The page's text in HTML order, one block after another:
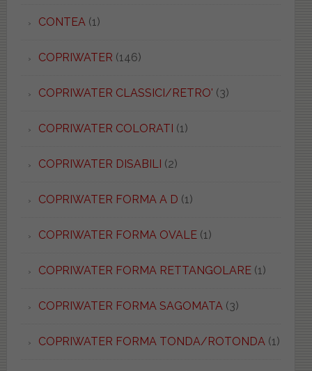
CONTEA (1)
COPRIWATER (146)
COPRIWATER CLASSICI/RETRO' (3)
COPRIWATER COLORATI (1)
COPRIWATER DISABILI (2)
COPRIWATER FORMA A D (1)
COPRIWATER FORMA OVALE(1)
COPRIWATER FORMA RETTANGOLARE(1)
COPRIWATER FORMA SAGOMATA (3)
COPRIWATER FORMA TONDA/ROTONDA (1)